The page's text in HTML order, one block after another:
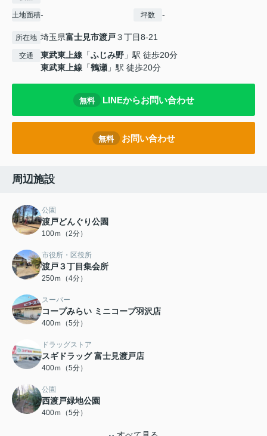
土地面積- 坪数 -
所在地 埼玉県富士見市渡戸３丁目8-21
交通 東武東上線 「ふじみ野 」駅 徒歩20分
東武東上線 「鶴瀬 」駅 徒歩20分
無料 LINEからお問い合わせ
無料 お問い合わせ
周辺施設
公園
渡戸どんぐり公園
100ｍ（2分）
市役所・区役所
渡戸３丁目集会所
250ｍ（4分）
スーパー
コープみらい ミニコープ羽沢店
400ｍ（5分）
ドラッグストア
スギドラッグ 富士見渡戸店
400ｍ（5分）
公園
西渡戸緑地公園
400ｍ（5分）